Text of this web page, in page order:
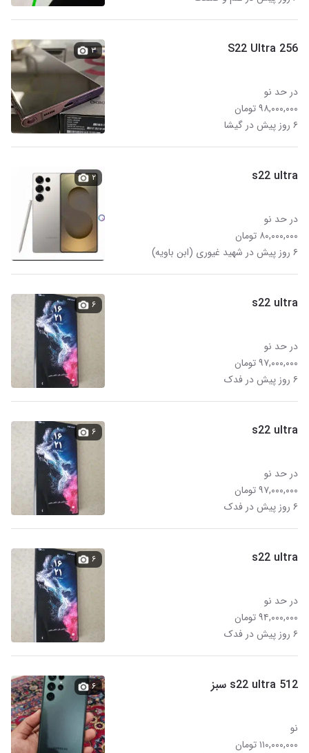
S22 Ultra 256
در حد نو
۹۸,۰۰۰,۰۰۰ تومان
۶ روز پیش در گیشا
۳
s22 ultra
در حد نو
۸۰,۰۰۰,۰۰۰ تومان
۶ روز پیش در شهید غیوری (ابن باویه)
۲
s22 ultra
در حد نو
۹۷,۰۰۰,۰۰۰ تومان
۶ روز پیش در فدک
۶
s22 ultra
در حد نو
۹۷,۰۰۰,۰۰۰ تومان
۶ روز پیش در فدک
۶
s22 ultra
در حد نو
۹۴,۰۰۰,۰۰۰ تومان
۶ روز پیش در فدک
۶
s22 ultra 512 سبز
نو
۱۱۰,۰۰۰,۰۰۰ تومان
۶